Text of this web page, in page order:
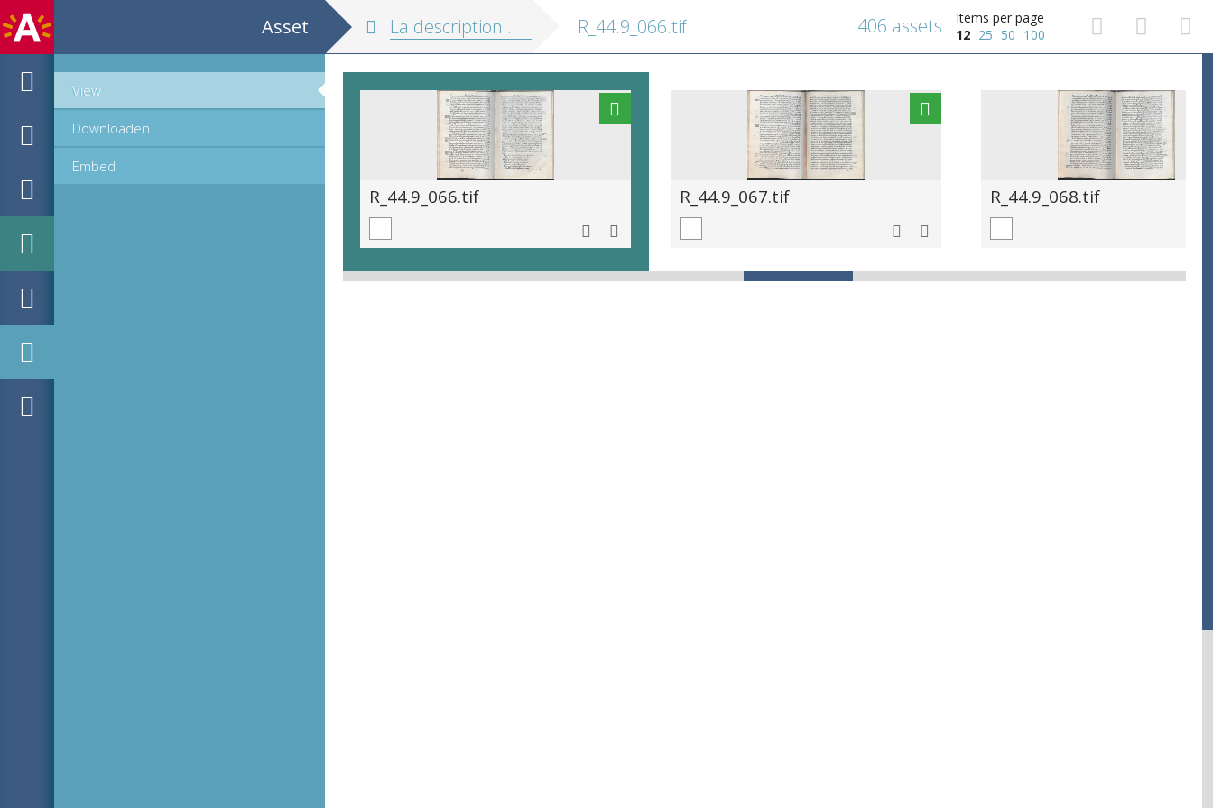
Asset
View
Downloaden
Embed
La description de touts les Pais-Bas, autrement appellés la Germanie inferieure, ou Basse Allemagne R_44.9_066.tif
Items per page
12 25 50 100
406 assets
R_44.9_066.tif R_44.9_067.tif R_44.9_068.tif